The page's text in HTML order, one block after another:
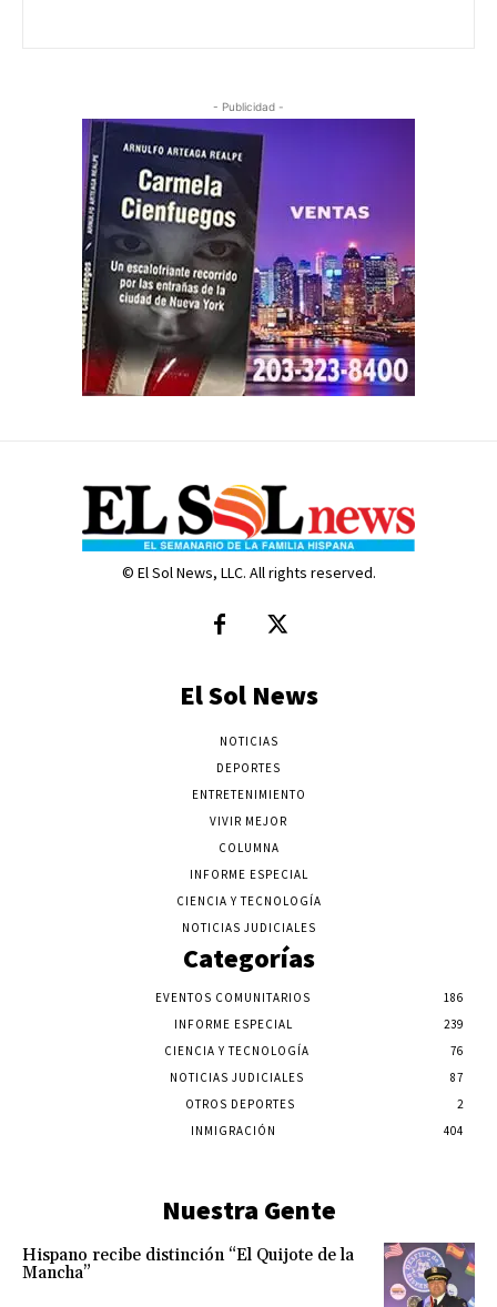
- Publicidad -
© El Sol News, LLC. All rights reserved.
El Sol News
NOTICIAS
DEPORTES
ENTRETENIMIENTO
VIVIR MEJOR
COLUMNA
INFORME ESPECIAL
CIENCIA Y TECNOLOGÍA
NOTICIAS JUDICIALES
Categorías
EVENTOS COMUNITARIOS
186
INFORME ESPECIAL
239
CIENCIA Y TECNOLOGÍA
76
NOTICIAS JUDICIALES
87
OTROS DEPORTES
2
INMIGRACIÓN
404
Nuestra Gente
Hispano recibe distinción “El Quijote de la
Mancha”